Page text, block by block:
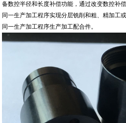
备数控半径和长度补偿功能，通过改变数控补
同一生产加工程序实现分层铣削和粗、精加工
同一生产加工程序生产加工配合件。